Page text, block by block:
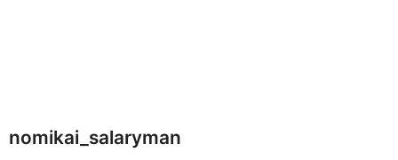
nomikai_salaryman